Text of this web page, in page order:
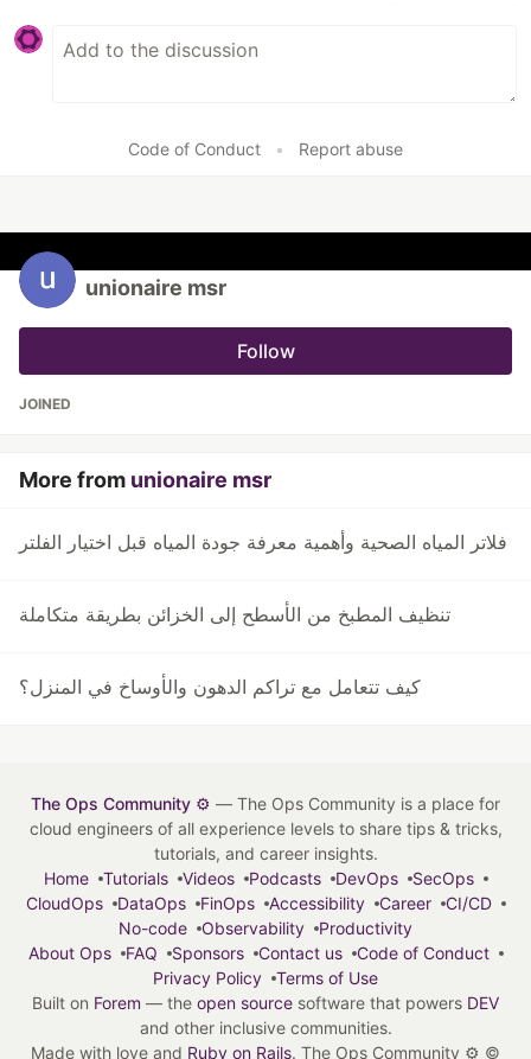
Code of Conduct • Report abuse
unionaire msr
Follow
JOINED
More from unionaire msr
فلاتر المياه الصحية وأهمية معرفة جودة المياه قبل اختيار الفلتر
تنظيف المطبخ من الأسطح إلى الخزائن بطريقة متكاملة
كيف تتعامل مع تراكم الدهون والأوساخ في المنزل؟
The Ops Community ⚙️ — The Ops Community is a place for
cloud engineers of all experience levels to share tips & tricks,
tutorials, and career insights.
Home
Tutorials Videos Podcasts DevOps
SecOps
CloudOps
DataOps FinOps Accessibility Career
CI/CD
No-code
Observability
Productivity
About Ops
FAQ Sponsors Contact us
Code of Conduct
Privacy Policy
Terms of Use
Built on Forem — the open source software that powers DEV
and other inclusive communities.
Made with love and Ruby on Rails. The Ops Community ⚙️ ©